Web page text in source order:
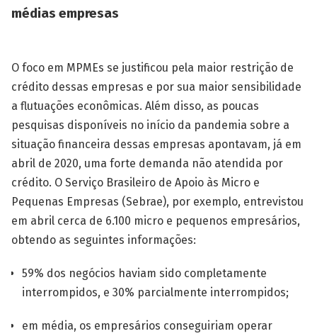
médias empresas
O foco em MPMEs se justificou pela maior restrição de
crédito des­sas empresas e por sua maior sensibilidade
a flutuações econômicas. Além disso, as poucas
pesquisas disponíveis no início da pandemia sobre a
situação financeira dessas empresas apontavam, já em
abril de 2020, uma forte demanda não atendida por
crédito. O Serviço Brasileiro de Apoio às Micro e
Pequenas Empresas (Sebrae), por exemplo, entrevistou
em abril cerca de 6.100 micro e pequenos empresários,
obtendo as seguintes informações:
59% dos negócios haviam sido completamente
interrompidos, e 30% parcialmente inter­rompidos;
em média, os empresários conseguiriam operar